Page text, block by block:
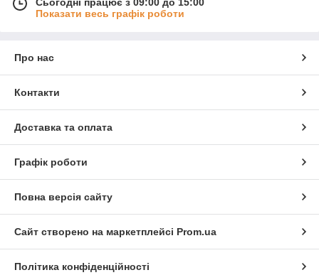
Показати весь графік роботи
Про нас
Контакти
Доставка та оплата
Графік роботи
Повна версія сайту
Сайт створено на маркетплейсі Prom.ua
Політика конфіденційності